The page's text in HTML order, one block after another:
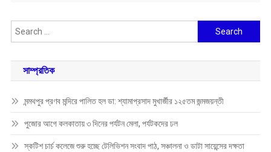
Search
for:
সাম্প্রতিক
মন্মথপুর প্রণব মন্দিরে পালিত হল ডা: শ্যামাপ্রসাদ মুখার্জীর ১২৫তম জন্মজয়ন্তী
পুজোর আগে কলকাতায় ৩ দিনের পর্যটন মেলা, পর্যটকদের ঢল
স্কটিশ চার্চ কলেজে শুরু হচ্ছে টেলিভিশন সংবাদ পাঠ, সঞ্চালনা ও ডাটা সায়েন্সের দক্ষতা